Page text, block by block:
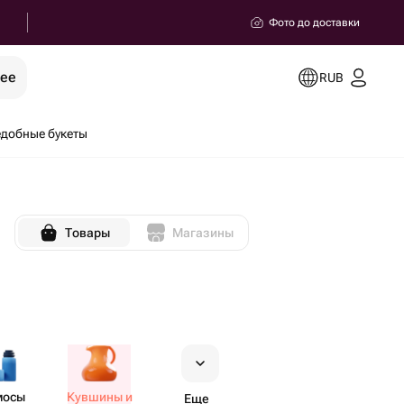
Фото до доставки
RUB
букеты
Товары Магазины
Кувшины и
Еще